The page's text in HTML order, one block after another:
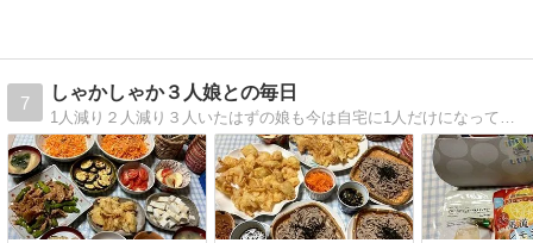
7
しゃかしゃか３人娘との毎日